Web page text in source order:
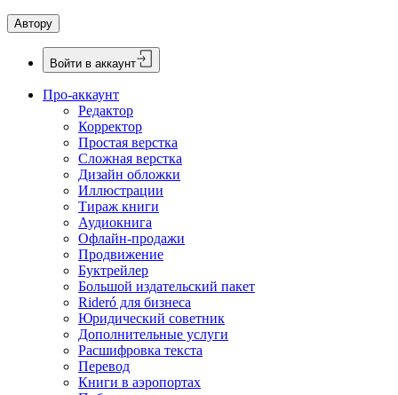
Автору
Войти в аккаунт
Про-аккаунт
Редактор
Корректор
Простая верстка
Сложная верстка
Дизайн обложки
Иллюстрации
Тираж книги
Аудиокнига
Офлайн-продажи
Продвижение
Буктрейлер
Большой издательский пакет
Rideró для бизнеса
Юридический советник
Дополнительные услуги
Расшифровка текста
Перевод
Книги в аэропортах